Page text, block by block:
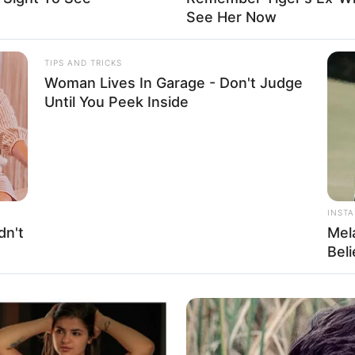
sejumlah film, seperti
(2019), dan
Jodie
See Her Now
TIPS AND TRICKS
Woman Lives In Garage - Don't Judge
Until You Peek Inside